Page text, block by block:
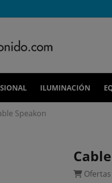
ILUMINACIÓN
Speakon
Ofertas